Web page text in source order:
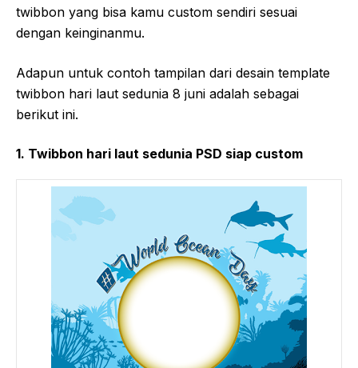
twibbon yang bisa kamu custom sendiri sesuai
dengan keinginanmu.
Adapun untuk contoh tampilan dari desain template
twibbon hari laut sedunia 8 juni adalah sebagai
berikut ini.
1. Twibbon hari laut sedunia PSD siap custom